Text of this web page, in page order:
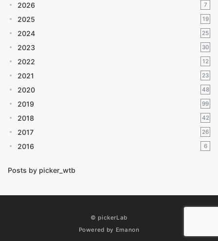
2026 7
2025 19
2024 25
2023 30
2022 12
2021 23
2020 48
2019 99
2018 42
2017 26
2016 6
Posts by picker_wtb
© pickerLab
Powered by Emanon